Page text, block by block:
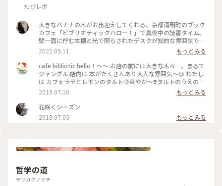
たびレポ
大きなバナナの木がお出迎えしてくれる、京都清明町のブック
カフェ「ビブリオティックハロー！」で真夜中の読書タイム。
壁一面に佇む本棚と光で照らされたデスクが知的な雰囲気で、
これぞ大人カフェでした。2階に貫けている本棚を見に行く
と、ちょっとスケスケの渡り廊下でスリリング。スイーツもド
リンクも美味しくて、夜遅くまでやっているのも嬉しくて。。
これは出張の度に立ち寄りそうです。築150年以上の町屋をリ
ノベしたというところも見応えあり。観光というよりも、ロー
カルに寄り添っているようで温かい空気も感じました。 #私の
ことりっぷ2022 #Myことりっぷ #京都カフェ #ブックカフ
ェ #読書 #ガトーショコラ #コーヒー
2022.09.11
もっとみる
cafe bibliotic hello！〜〜 お店の前には大きな木々…。まるで
ジャングル⁇ 店内は 本がたくさんあり大人な雰囲気〜📖 わたし
は カフェラテとレモンのタルト🍋爽やか〜❣️タルトのうえの レ
モンのドライフルーツがめちゃくちゃ美味しい❣️ カフェの横で
は パンも販売してます。こちらも魅力的でしたが またの機会
に〜 #京都#カフェ#レモンタルト
2019.07.10
もっとみる
花咲くシーズン
2018.07.05
もっとみる
哲学の道
テツガクノミチ